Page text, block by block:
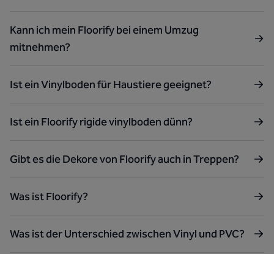
Kann ich mein Floorify bei einem Umzug
mitnehmen?
Ist ein Vinylboden für Haustiere geeignet?
Ist ein Floorify rigide vinylboden dünn?
Gibt es die Dekore von Floorify auch in Treppen?
Was ist Floorify?
Was ist der Unterschied zwischen Vinyl und PVC?